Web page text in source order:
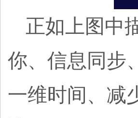
正如上图中
你、信息同步
一维时间、减